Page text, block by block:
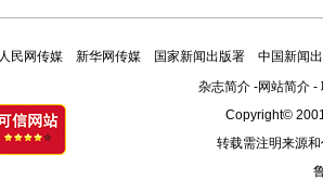
人民网传媒 新华网传媒 国家新闻出版署
中国新闻
杂志简介-网站简介-
Copyright©
转载需注明来源